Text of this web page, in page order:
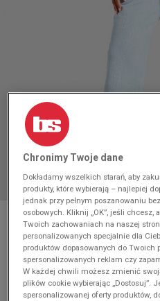
* Zdjęcie poglądowe
HOODRICH SPODNIE SNOW
JOGG
Produkt pochodzi z końcówek
sezonów lub z ekspozycji.
Chronimy Twoje dane
Dokładamy wszelkich starań, aby
produkty, które wybierają – najlepiej
jednak przy pełnym poszanowaniu
osobowych. Kliknij „OK”, jeśli
Twoich zachowaniach na naszej
personalizowanych specjalnie dla
produktów dopasowanych do Twoich
spersonalizowanych reklam czy
W każdej chwili możesz zmienić
plików cookie wybierając „Dostosuj”.
spersonalizowanej oferty produktów,